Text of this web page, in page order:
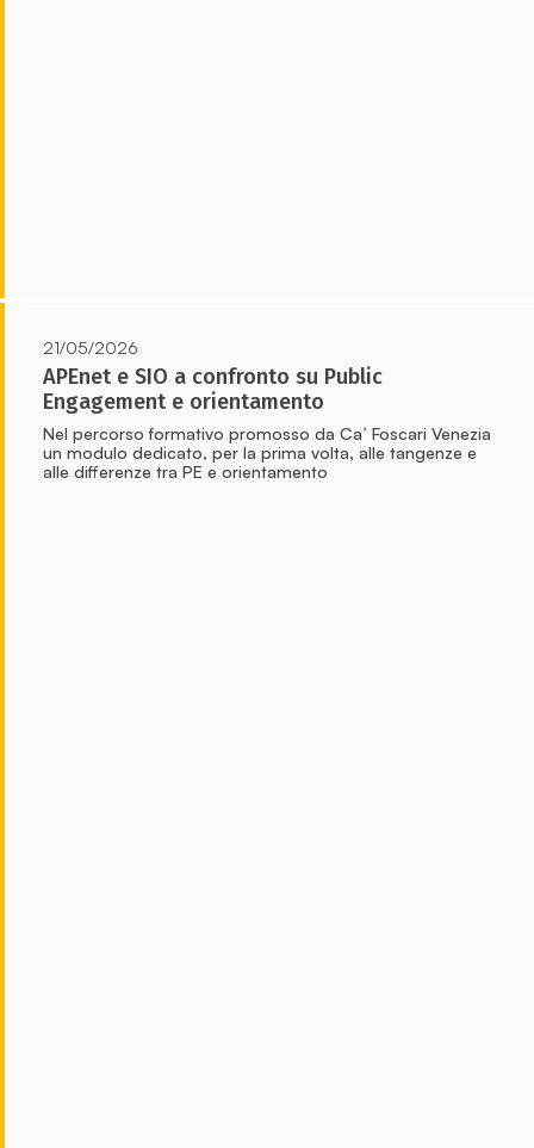
21/05/2026
APEnet e SIO a confronto su Public
Engagement e orientamento
Nel percorso formativo promosso da Ca’ Foscari Venezia
un modulo dedicato, per la prima volta, alle tangenze e
alle differenze tra PE e orientamento